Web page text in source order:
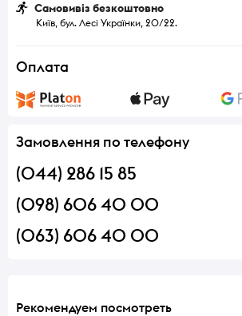
Самовивіз безкоштовно
Київ, бул. Лесі Українки, 20/22.
Оплата
Замовлення по телефону
(044) 286 15 85
(098) 606 40 00
(063) 606 40 00
Рекомендуем посмотреть